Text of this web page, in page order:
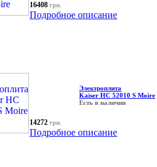
16408 грн.
Подробное описание
Электроплита
Kaiser HC 52010 S Moire
Есть в наличии
14272 грн.
Подробное описание